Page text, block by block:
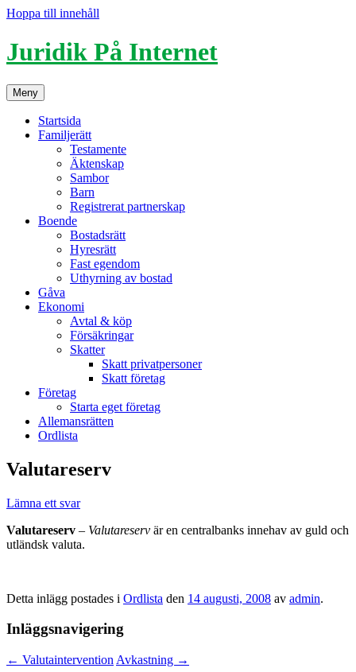
Hoppa till innehåll
Juridik På Internet
Meny
Startsida
Familjerätt
Testamente
Äktenskap
Sambor
Barn
Registrerat partnerskap
Boende
Bostadsrätt
Hyresrätt
Fast egendom
Uthyrning av bostad
Gåva
Ekonomi
Avtal & köp
Försäkringar
Skatter
Skatt privatpersoner
Skatt företag
Företag
Starta eget företag
Allemansrätten
Ordlista
Valutareserv
Lämna ett svar
Valutareserv – Valutareserv är en centralbanks innehav av guld och
utländsk valuta.
Detta inlägg postades i Ordlista den 14 augusti, 2008 av admin.
Inläggsnavigering
← Valutaintervention Avkastning →